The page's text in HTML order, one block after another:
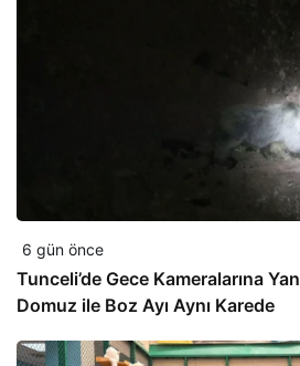
6 gün önce
Tunceli’de Gece Kameralarına
Domuz ile Boz Ayı Aynı Karede